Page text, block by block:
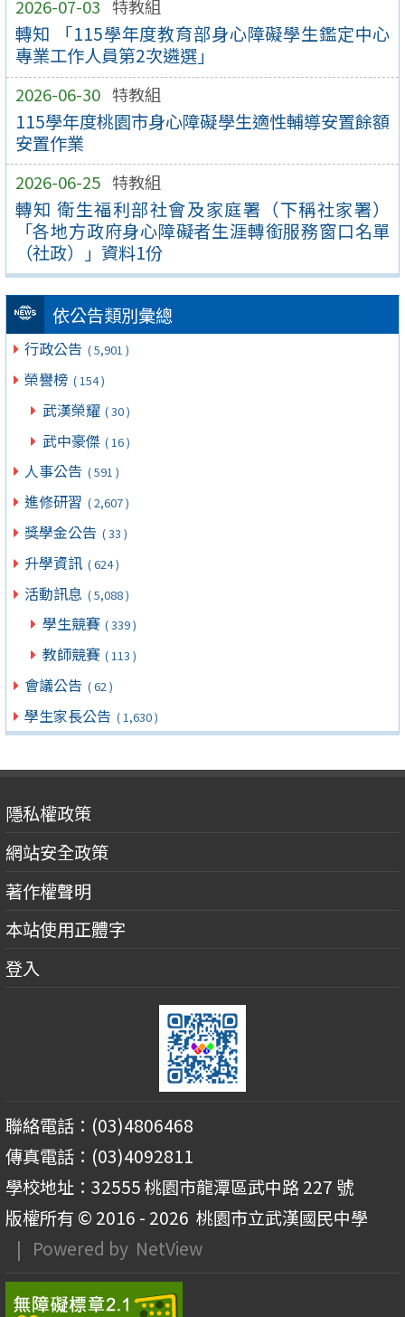
2026-07-03 特教組
轉知 「115學年度教育部身心障礙學生鑑定中心
專業工作人員第2次遴選」
2026-06-30 特教組
115學年度桃園市身心障礙學生適性輔導安置餘額
安置作業
2026-06-25 特教組
轉知 衛生福利部社會及家庭署（下稱社家署）
「各地方政府身心障礙者生涯轉銜服務窗口名單
（社政）」資料1份
依公告類別彙總
行政公告 ( 5,901 )
榮譽榜 ( 154 )
武漢榮耀 ( 30 )
武中豪傑 ( 16 )
人事公告 ( 591 )
進修研習 ( 2,607 )
獎學金公告 ( 33 )
升學資訊 ( 624 )
活動訊息 ( 5,088 )
學生競賽 ( 339 )
教師競賽 ( 113 )
會議公告 ( 62 )
學生家長公告 ( 1,630 )
隱私權政策
網站安全政策
著作權聲明
本站使用正體字
登入
聯絡電話：(03)4806468
傳真電話：(03)4092811
學校地址：32555 桃園市龍潭區武中路 227 號
版權所有 © 2016 - 2026 桃園市立武漢國民中學
| Powered by NetView